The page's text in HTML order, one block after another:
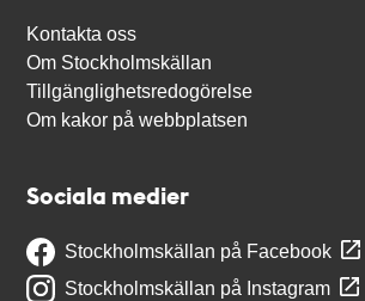
Kontakta oss
Om Stockholmskällan
Tillgänglighetsredogörelse
Om kakor på webbplatsen
Sociala medier
Stockholmskällan på Facebook
Stockholmskällan på Instagram